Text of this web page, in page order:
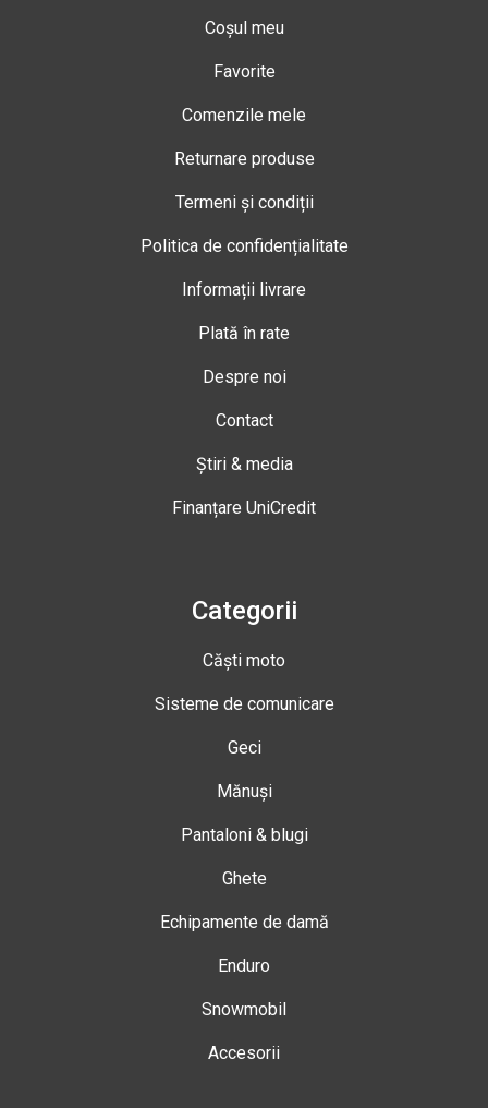
Coșul meu
Favorite
Comenzile mele
Returnare produse
Termeni și condiții
Politica de confidențialitate
Informații livrare
Plată în rate
Despre noi
Contact
Știri & media
Finanțare UniCredit
Categorii
Căști moto
Sisteme de comunicare
Geci
Mănuși
Pantaloni & blugi
Ghete
Echipamente de damă
Enduro
Snowmobil
Accesorii